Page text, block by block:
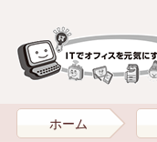
ホーム